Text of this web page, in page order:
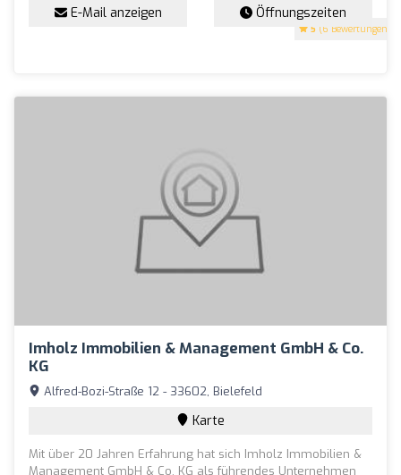
5 (6 Bewertungen)
E-Mail anzeigen Öffnungszeiten
Imholz Immobilien & Management GmbH & Co.
KG
Alfred-Bozi-Straße 12 - 33602, Bielefeld
Karte
Mit über 20 Jahren Erfahrung hat sich Imholz Immobilien &
Management GmbH & Co. KG als führendes Unternehmen